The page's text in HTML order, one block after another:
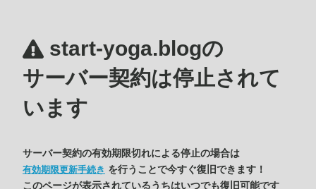
start-yoga.blogの
サーバー契約は停止されて
います
サーバー契約の有効期限切れによる停止の場合は
有効期限更新手続き を行うことで今すぐ復旧できます！
このページが表示されているうちはいつでも復旧可能です